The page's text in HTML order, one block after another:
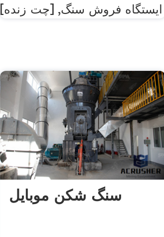
ایستگاه فروش سنگ, [چت زنده]
سنگ شکن موبایل